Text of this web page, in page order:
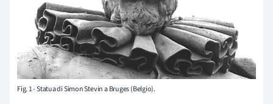
Fig. 1 - Statua di Simon Stevin a Bruges (Belgio).